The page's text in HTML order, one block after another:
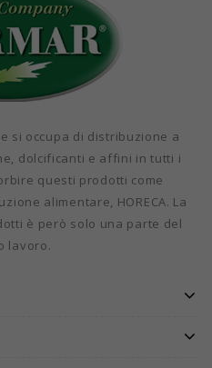
si occupa di distribuzione a
dolcificanti e affini in tutti i
questi prodotti come
alimentare, HORECA. La
è però solo una parte del
lavoro.